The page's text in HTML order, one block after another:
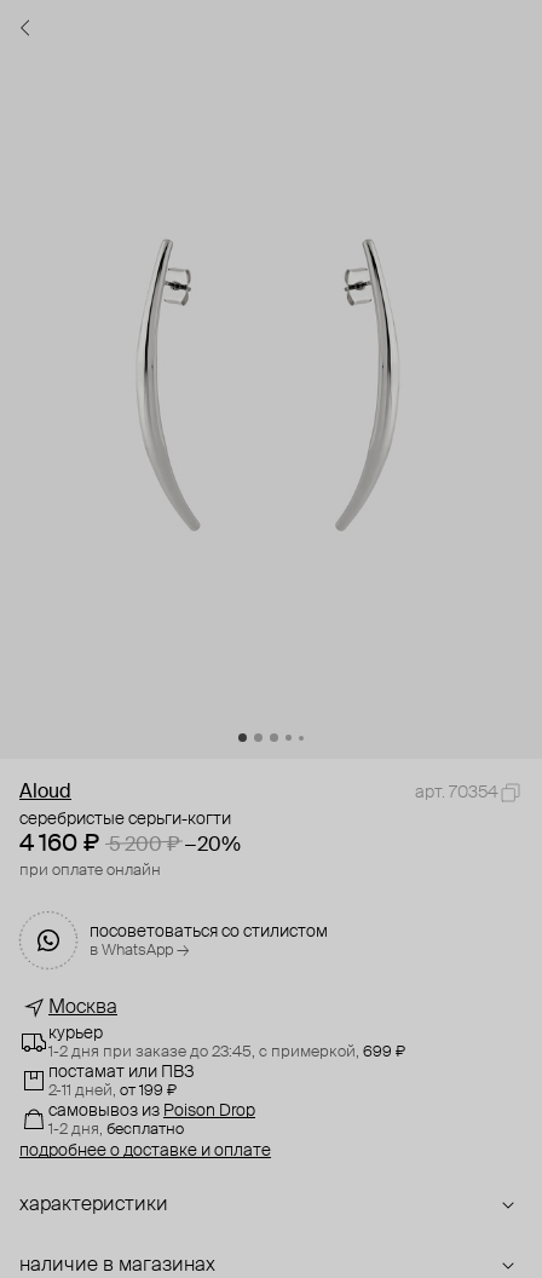
Aloud
арт. 70354
серебристые серьги-когти
4 160 ₽ 5 200 ₽ −20%
при оплате онлайн
посоветоваться со стилистом
в WhatsApp →
Москва
курьер
1-2 дня при заказе до 23:45, с примеркой, 699 ₽
постамат или ПВЗ
2-11 дней, от 199 ₽
самовывоз из Poison Drop
1-2 дня, бесплатно
подробнее о доставке и оплате
характеристики
наличие в магазинах